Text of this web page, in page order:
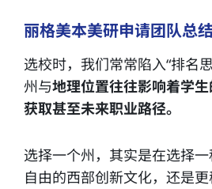
丽格美本美研申请团队总
选校时，我们常常陷入“排名
州与地理位置往往影响着学
获取甚至未来职业路径。
选择一个州，其实是在选择
自由的西部创新文化，还是